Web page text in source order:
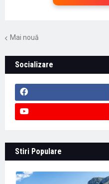
Mai nouă
Socializare
Stiri Populare